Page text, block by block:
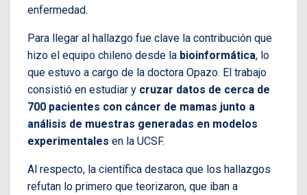
enfermedad.
Para llegar al hallazgo fue clave la contribución que
hizo el equipo chileno desde la bioinformática, lo
que estuvo a cargo de la doctora Opazo. El trabajo
consistió en estudiar y cruzar datos de cerca de
700 pacientes con cáncer de mamas junto a
análisis de muestras generadas en modelos
experimentales en la UCSF.
Al respecto, la científica destaca que los hallazgos
refutan lo primero que teorizaron, que iban a